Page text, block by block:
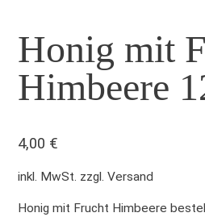
Honig mit
Himbeere
4,00 €
inkl. MwSt. zzgl. Versand
Honig mit Frucht Himbeere